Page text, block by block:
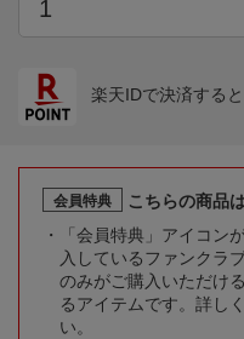
楽天IDで決済すると
会員特典
こちらの商品
「会員特典」アイコン
入しているファンクラ
のみがご購入いただけ
るアイテムです。詳し
い。